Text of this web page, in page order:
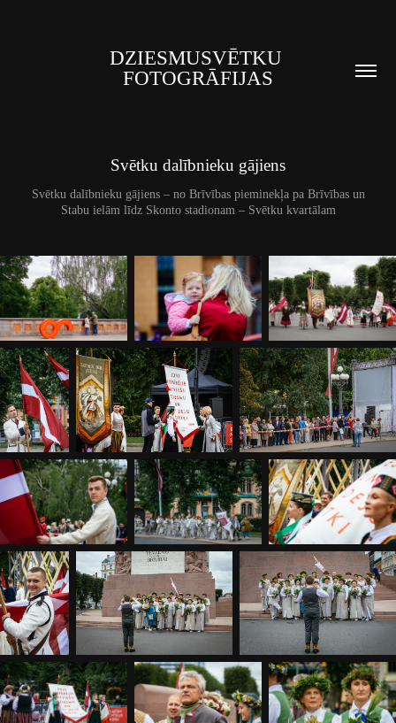
DZIESMUSVĒTKU
FOTOGRĀFIJAS
Svētku dalībnieku gājiens
Svētku dalībnieku gājiens – no Brīvības pieminekļa pa Brīvības un
Stabu ielām līdz Skonto stadionam – Svētku kvartālam